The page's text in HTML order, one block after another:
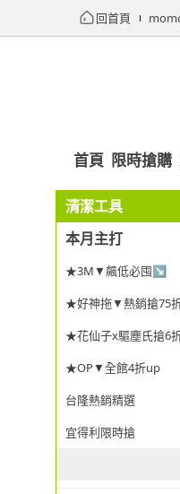
回首頁
首頁 限時搶購
清潔工具
本月主打
★3M▼飆低必囤↘
★好神拖▼熱銷搶75
★花仙子x驅塵氏搶
★OP▼全館4折up
台隆熱銷精選
宜得利限時搶